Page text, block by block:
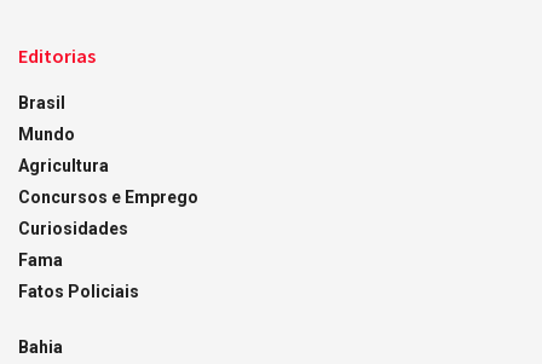
Editorias
Brasil
Mundo
Agricultura
Concursos e Emprego
Curiosidades
Fama
Fatos Policiais
Bahia